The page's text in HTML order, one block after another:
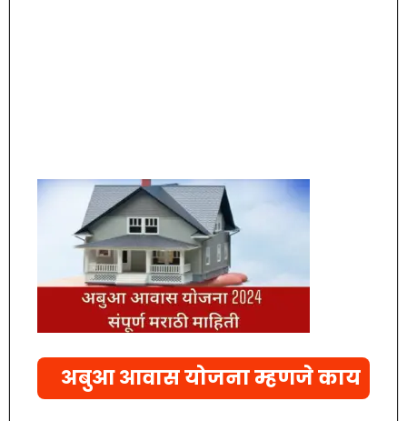
अबुआ आवास योजना म्हणजे काय